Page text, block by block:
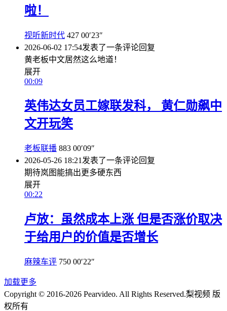
啦！
视听新时代 427 00′23″
2026-06-02 17:54发表了一条评论回复
黄老板中文居然这么地道！
展开
00:09
英伟达女员工嫁联发科， 黄仁勋飙中
文开玩笑
老板联播 883 00′09″
2026-05-26 18:21 发表了一条评论回复
期待岚图能搞出更多硬东西
展开
00:22
卢放：虽然成本上涨 但是否涨价取决
于给用户的价值是否增长
麻辣车评 750 00′22″
加载更多
Copyright © 2016-2026 Pearvideo. All Rights Reserved.梨视频 版
权所有